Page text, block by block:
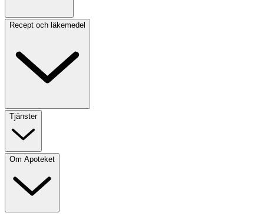
Recept och läkemedel
Tjänster
Om Apoteket